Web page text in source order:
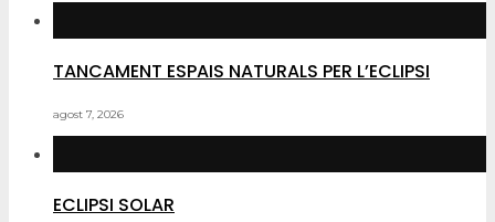
TANCAMENT ESPAIS NATURALS PER L’ECLIPSI
agost 7, 2026
ECLIPSI SOLAR